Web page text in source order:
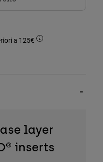
a 125€
layer
inserts